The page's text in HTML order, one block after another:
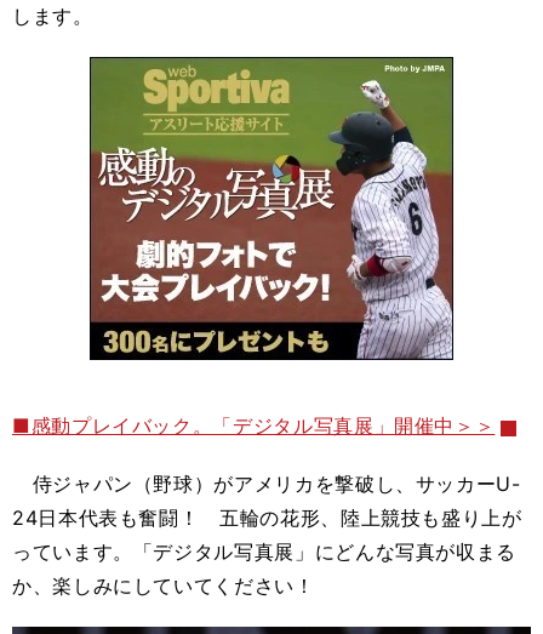
します。
■感動プレイバック。「デジタル写真展」開催中＞＞
侍ジャパン（野球）がアメリカを撃破し、サッカーU-
24日本代表も奮闘！ 五輪の花形、陸上競技も盛り上が
っています。「デジタル写真展」にどんな写真が収まる
か、楽しみにしていてください！